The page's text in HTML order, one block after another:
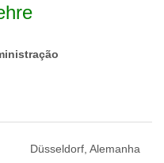
Düsseldorf, Alemanha